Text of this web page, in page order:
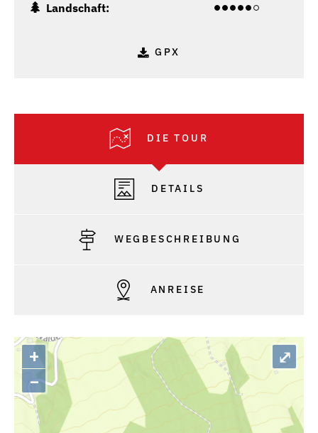
Landschaft:
GPX
DIE TOUR
DETAILS
WEGBESCHREIBUNG
ANREISE
+
–
⤢